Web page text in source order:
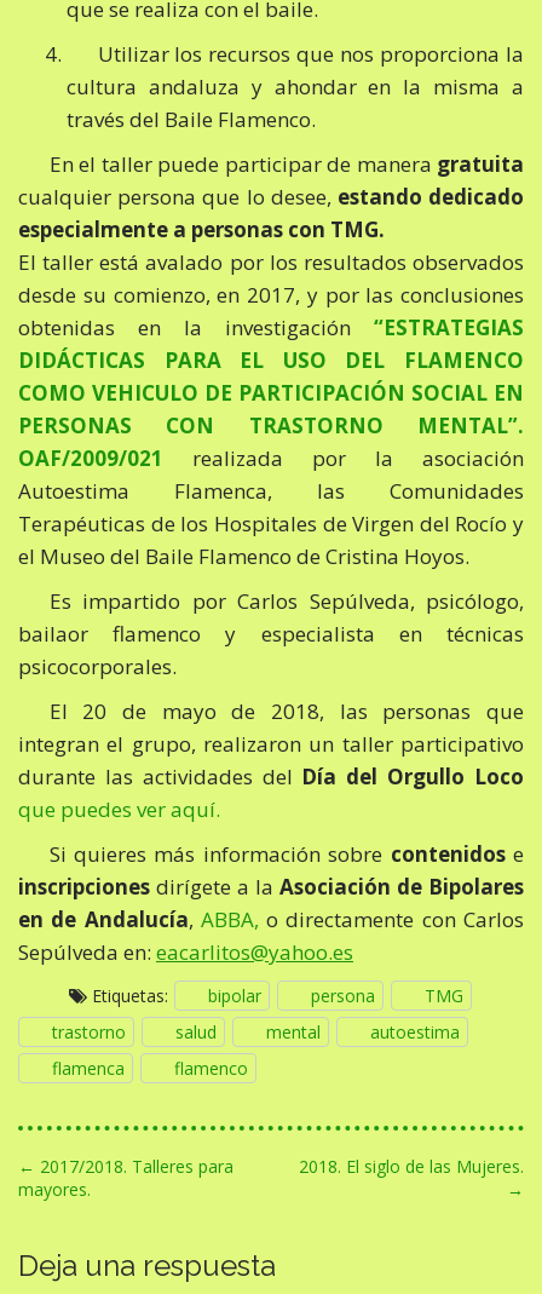
que se realiza con el baile.
Utilizar los recursos que nos proporciona la
cultura andaluza y ahondar en la misma a
través del Baile Flamenco.
En el taller puede participar de manera gratuita
cualquier persona que lo desee, estando dedicado
especialmente a personas con TMG.
El taller está avalado por los resultados observados
desde su comienzo, en 2017, y por las conclusiones
obtenidas en la investigación “ESTRATEGIAS
DIDÁCTICAS PARA EL USO DEL FLAMENCO
COMO VEHICULO DE PARTICIPACIÓN SOCIAL EN
PERSONAS CON TRASTORNO MENTAL”.
OAF/2009/021
realizada por la asociación
Autoestima Flamenca, las Comunidades
Terapéuticas de los Hospitales de Virgen del Rocío y
el Museo del Baile Flamenco de Cristina Hoyos.
Es impartido por Carlos Sepúlveda, psicólogo,
bailaor flamenco y especialista en técnicas
psicocorporales.
El 20 de mayo de 2018, las personas que
integran el grupo, realizaron un taller participativo
durante las actividades del Día del Orgullo Loco
que puedes ver aquí.
Si quieres más información sobre contenidose
inscripciones dirígete a la Asociación de Bipolares
en de Andalucía, ABBA, o directamente con Carlos
Sepúlveda en: eacarlitos@yahoo.es
Etiquetas: bipolar persona
TMG
trastorno
salud mental
autoestima
flamenca
flamenco
N
a
e
← 2017/2018. Talleres para
mayores.
2018. El siglo de las Mujeres.
→
Deja una respuesta